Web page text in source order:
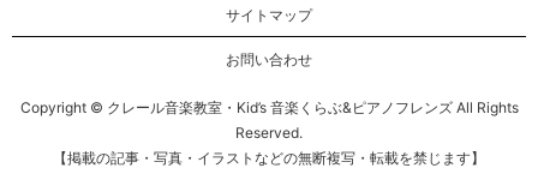
サイトマップ
お問い合わせ
Copyright © クレール音楽教室・Kid’s 音楽くらぶ&ピアノフレンズ All Rights
Reserved.
【掲載の記事・写真・イラストなどの無断複写・転載を禁じます】